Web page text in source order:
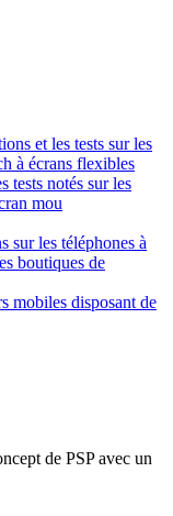
et les tests sur les
à écrans flexibles
tests notés sur les
mou
sur les téléphones à
boutiques de
mobiles disposant de
de PSP avec un